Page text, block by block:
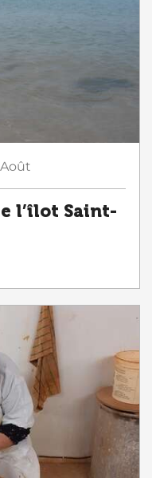
Août
l’îlot Saint-